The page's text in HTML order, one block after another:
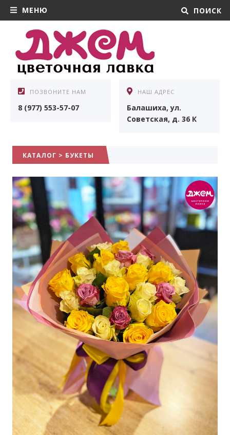
МЕНЮ ПОИСК
ПОЗВОНИТЕ НАМ
8 (977) 553-57-07
НАШ АДРЕС
Балашиха, ул.
Советская, д. 36 К
КАТАЛОГ > БУКЕТЫ